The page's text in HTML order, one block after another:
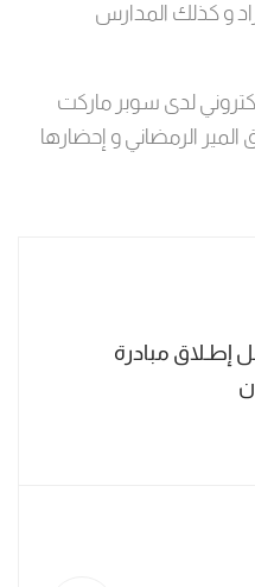
و كذلك المدارس
لدى سوبر ماركت
الرمضاني و إحضارها
إطـلاق مبادرة